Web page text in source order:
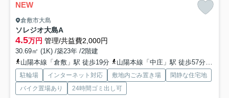
NEW
倉敷市大島
ソレジオ大島A
4.5万円 管理/共益費2,000円
30.69㎡ (1K) /築23年 /2階建
山陽本線「倉敷」駅 徒歩19分
山陽本線「中庄」駅 徒歩57分
駐輪場 インターネット対応 敷地内ごみ置き場
閑静な住宅地
バイク置場あり
24時間ゴミ出し可